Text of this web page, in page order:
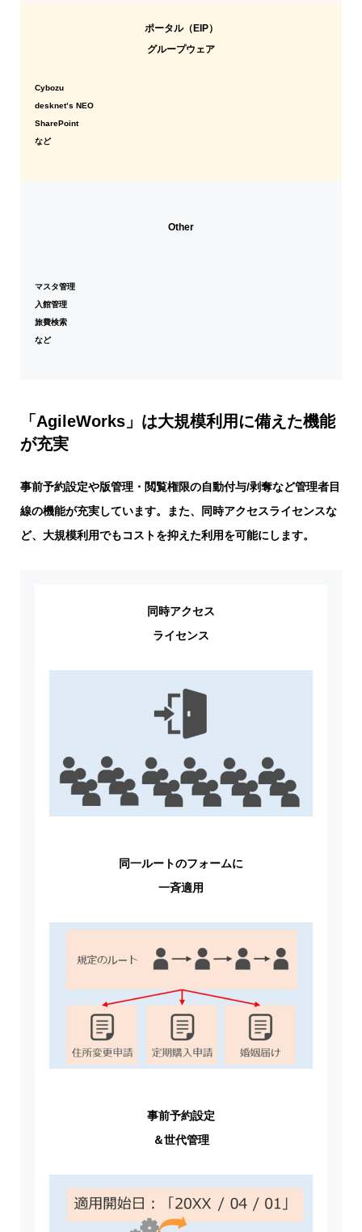
ポータル（EIP）
グループウェア
Cybozu
desknet’s NEO
SharePoint
など
Other
マスタ管理
入館管理
旅費検索
など
「AgileWorks」は大規模利用に備えた機能
が充実
事前予約設定や版管理・閲覧権限の自動付与/剥奪など管理者目
線の機能が充実しています。また、同時アクセスライセンスな
ど、大規模利用でもコストを抑えた利用を可能にします。
同時アクセス
ライセンス
同一ルートのフォームに
一斉適用
事前予約設定
＆世代管理